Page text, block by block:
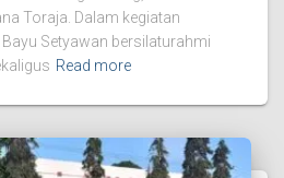
Toraja. Dalam kegiatan
Setyawan bersilaturahmi
Read more